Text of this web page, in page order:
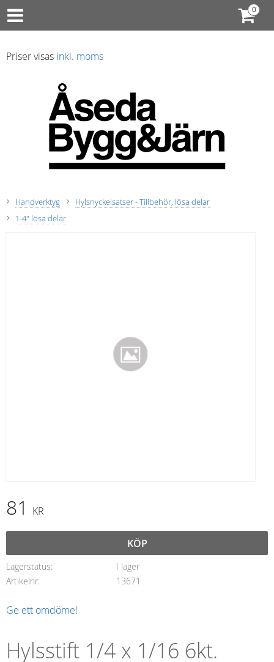
Priser visas inkl. moms
Handverktyg
Hylsnyckelsatser - Tillbehör, lösa delar
1-4" lösa delar
81 KR
KÖP
Lagerstatus
I lager
Artikelnr
13671
Ge ett omdöme!
Hylsstift 1/4 x 1/16 6kt.